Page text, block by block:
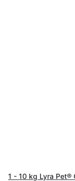
1 - 10 kg Lyra Pet®